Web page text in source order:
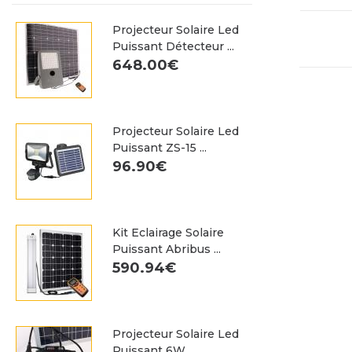
Projecteur Solaire Led
Puissant Détecteur ...
648.00€
Projecteur Solaire Led
Puissant ZS-15 ...
96.90€
Kit Eclairage Solaire
Puissant Abribus ...
590.94€
Projecteur Solaire Led